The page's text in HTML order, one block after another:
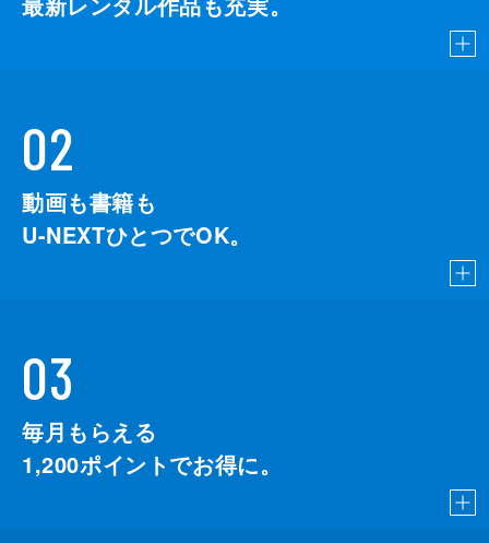
02
動画も書籍も
U-NEXTひとつでOK。
03
毎月もらえる
1,200ポイントでお得に。